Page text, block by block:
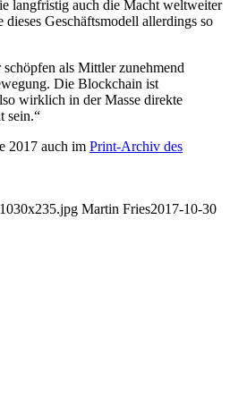
langfristig auch die Macht weltweiter
Geschäftsmodell allerdings so
als Mittler zunehmend
Die Blockchain ist
wirklich in der Masse direkte
sein.“
2017 auch im Print-Archiv des
Martin Fries2017-10-30